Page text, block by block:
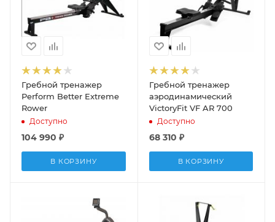
Гребной тренажер
Perform Better Extreme
Rower
Доступно
104 990 ₽
В КОРЗИНУ
Гребной тренажер
аэродинамический
VictoryFit VF AR 700
Доступно
68 310 ₽
В КОРЗИНУ